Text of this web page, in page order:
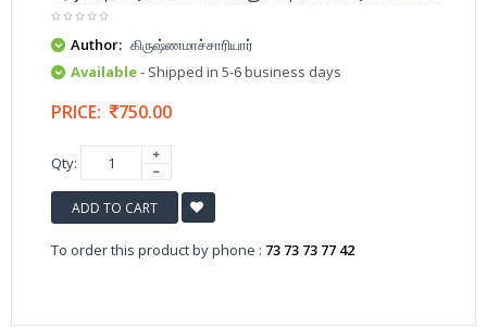
Author: கிருஷ்ணமாச்சாரியார்
Available- Shipped in 5-6 business days
PRICE: 750.00
Qty:
ADD TO CART
To order this product by phone : 73 73 73 77 42